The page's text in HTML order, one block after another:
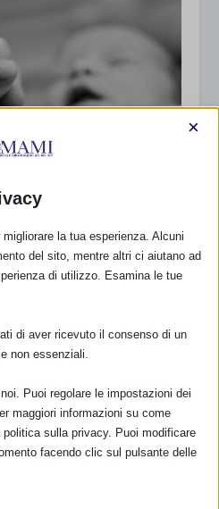
Francia raddoppia
×
la tua esperienza. Alcuni
del sito, mentre altri ci aiutano ad
di utilizzo. Esamina le tue
di aver ricevuto il consenso di un
non essenziali.
Puoi regolare le impostazioni dei
maggiori informazioni su come
sulla privacy. Puoi modificare
facendo clic sul pulsante delle